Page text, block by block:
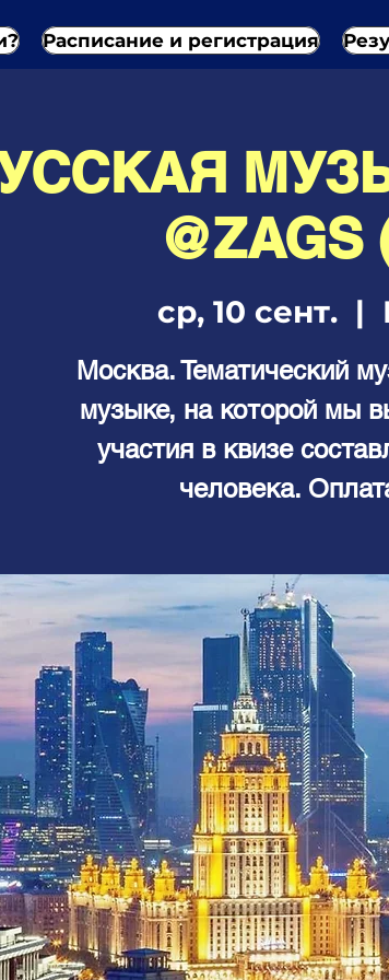
Расписание и регистрация
@ZAGS
ср, 10 сент.
  |
Москва. Тематический
музыке, на которой мы
участия в квизе
человека.